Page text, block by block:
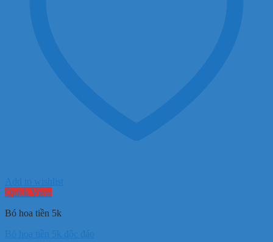
Quick View
Bó hoa tiền 5k